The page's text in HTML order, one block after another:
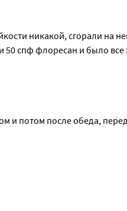
никакой, сгорали на
50 спф флоресан и было
и потом после обеда,